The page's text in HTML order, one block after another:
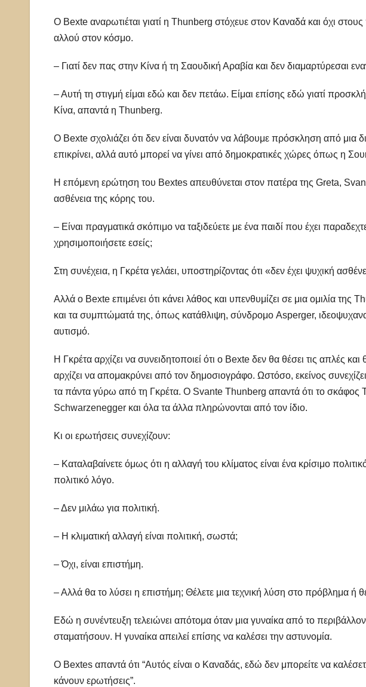
Ο Bexte αναρωτιέται γιατί η Thunberg στόχευε στον Καναδά και όχι
αλλού στον κόσμο.
– Γιατί δεν πας στην Κίνα ή τη Σαουδική Αραβία και δεν διαμαρτύρεσαι
– Αυτή τη στιγμή είμαι εδώ και δεν πετάω. Είμαι επίσης εδώ γιατί
Κίνα, απαντά η Thunberg.
Ο Bexte σχολιάζει ότι δεν είναι δυνατόν να λάβουμε πρόσκληση από μια
επικρίνει, αλλά αυτό μπορεί να γίνει από δημοκρατικές χώρες όπως η
Η επόμενη ερώτηση του Bextes απευθύνεται στον πατέρα της Greta,
ασθένεια της κόρης του.
– Είναι πραγματικά σκόπιμο να ταξιδεύετε με ένα παιδί που έχει
χρησιμοποιήσετε εσείς;
Στη συνέχεια, η Γκρέτα γελάει, υποστηρίζοντας ότι «δεν έχει ψυχική
Αλλά ο Bexte επιμένει ότι κάνει λάθος και υπενθυμίζει σε μια ομιλία της
και τα συμπτώματά της, όπως κατάθλιψη, σύνδρομο Asperger,
αυτισμό.
Η Γκρέτα αρχίζει να συνειδητοποιεί ότι ο Bexte δεν θα θέσει τις απλές και
αρχίζει να απομακρύνει από τον δημοσιογράφο. Ωστόσο, εκείνος
τα πάντα γύρω από τη Γκρέτα. Ο Svante Thunberg απαντά ότι το σκάφος
Schwarzenegger και όλα τα άλλα πληρώνονται από τον ίδιο.
Κι οι ερωτήσεις συνεχίζουν:
– Καταλαβαίνετε όμως ότι η αλλαγή του κλίματος είναι ένα κρίσιμο
πολιτικό λόγο.
– Δεν μιλάω για πολιτική.
– Η κλιματική αλλαγή είναι πολιτική, σωστά;
– Όχι, είναι επιστήμη.
– Αλλά θα το λύσει η επιστήμη; Θέλετε μια τεχνική λύση στο πρόβλημα ή
Εδώ η συνέντευξη τελειώνει απότομα όταν μια γυναίκα από το περιβάλλον
σταματήσουν. Η γυναίκα απειλεί επίσης να καλέσει την αστυνομία.
Ο Bextes απαντά ότι “Αυτός είναι ο Καναδάς, εδώ δεν μπορείτε να
κάνουν ερωτήσεις”.